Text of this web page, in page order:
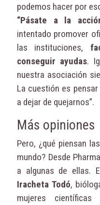
podemos hacer por
“Pásate a la
intentado promover
las instituciones,
conseguir ayudas.
nuestra asociación
La cuestión es
a dejar de quejarnos”.
Más opiniones
Pero, ¿qué piensan
mundo? Desde
a algunas de ellas.
Iracheta Todó,
mujeres